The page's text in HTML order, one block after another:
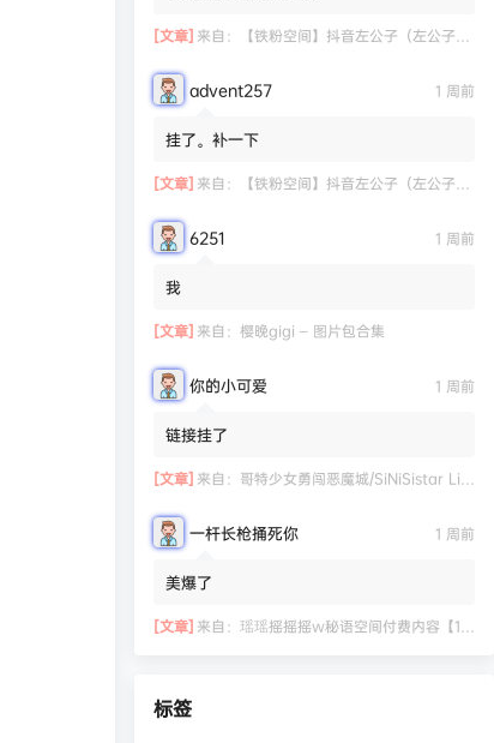
[文章] 来自： 【铁粉空间】抖音左公子（左公子666）合集【2063P 181V】
advent257 1 周前
挂了。补一下
[文章] 来自： 【铁粉空间】抖音左公子（左公子666）合集【2063P 181V】
6251 1 周前
我
[文章] 来自： 樱晚gigi – 图片包合集
你的小可爱 1 周前
链接挂了
[文章] 来自： 哥特少女勇闯恶魔城/SiNiSistar Lite Version（Build.7793201+DLC+通关档）
一杆长枪捅死你 1 周前
美爆了
[文章] 来自： 瑶瑶摇摇摇w秘语空间付费内容【11.06】
标签